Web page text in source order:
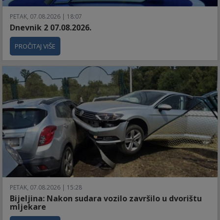
PETAK, 07.08.2026 | 18:07
Dnevnik 2 07.08.2026.
PROČITAJ VIŠE
PETAK, 07.08.2026 | 15:28
Bijeljina: Nakon sudara vozilo završilo u dvorištu
mljekare